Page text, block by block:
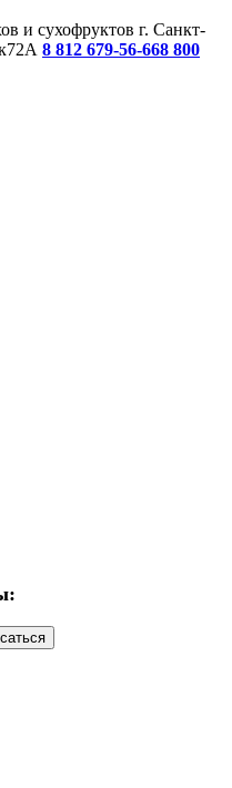
г. Санкт-
8 812 679-56-668 800